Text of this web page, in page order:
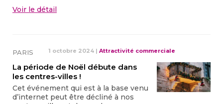
Voir le détail
PARIS 1 octobre 2024 | Attractivité commerciale
La période de Noël débute dans
les centres-villes !
Cet événement qui est à la base venu
d’internet peut être décliné à nos